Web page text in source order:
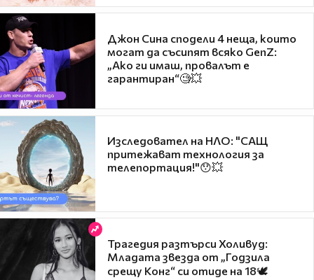
Джон Сина сподели 4 неща, които
могат да съсипят всяко GenZ:
„Ако ги имаш, провалът е
гарантиран“🧐💥
Изследовател на НЛО: "САЩ
притежават технология за
телепортация!"😯💥
Трагедия разтърси Холивуд:
Младата звезда от „Годзила
срещу Конг“ си отиде на 18🕊️